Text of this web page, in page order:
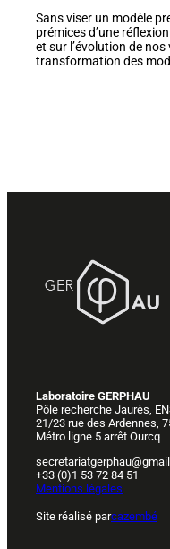
Sans viser un modèle
prémices d’une
et sur l’évolution de
transformation des
Laboratoire GERPHAU
Pôle recherche Jaurès,
21/23 rue des Ardennes,
Métro ligne 5 arrêt Ourcq
+33 (0)1 53 72 84 51
Mentions légales
Site réalisé parcazembé